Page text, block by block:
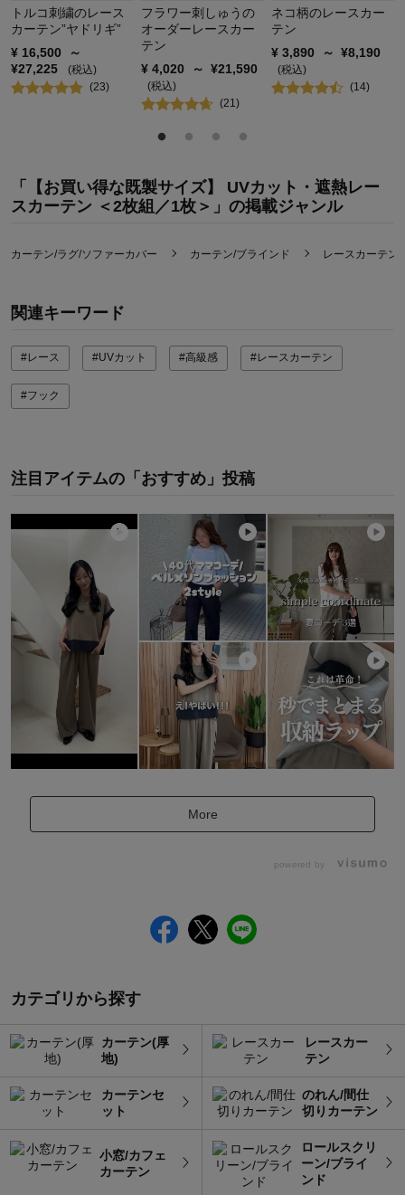
トルコ刺繍のレース
カーテン”ヤドリギ”
¥ 16,500
～
¥27,225
(税込)
(23)
フラワー刺しゅうの
オーダーレースカー
テン
¥ 4,020 ～ ¥21,590
(税込)
(21)
ネコ柄のレースカー
テン
¥ 3,890 ～ ¥8,190
(税込)
(14)
「【お買い得な既製サイズ】 UVカット・遮熱レー
スカーテン ＜2枚組／1枚＞」の掲載ジャンル
カーテン/ラグ/ソファーカバー カーテン/ブラインド レースカーテン
関連キーワード
#レース #UVカット #高級感 #レースカーテン
#フック
注目アイテムの「おすすめ」投稿
More
powered by
カテゴリから探す
カーテン(厚
地)
レースカー
テン
カーテンセ
ット
のれん/間仕
切りカーテン
小窓/カフェ
カーテン
ロールスクリ
ーン/ブライ
ンド